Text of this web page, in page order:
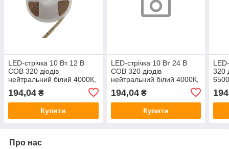
LED-стрічка 10 Вт 12 В
COB 320 діодів
нейтральний білий 4000К,
серія COB, гарантія 3 роки
194,04 ₴
Купити
LED-стрічка 10 Вт 24 В
COB 320 діодів
нейтральний білий 4000К,
серія COB, гарантія 3 роки
194,04₴
Купити
320
Про нас